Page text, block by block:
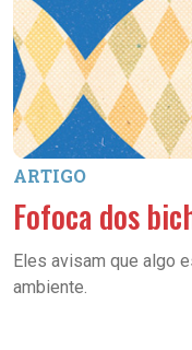
ARTIGO
Fofoca dos
Eles avisam que algo
ambiente.